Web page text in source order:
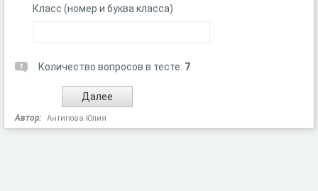
Класс (номер и буква класса)
Количество вопросов в тесте: 7
Автор: Антипова Юлия